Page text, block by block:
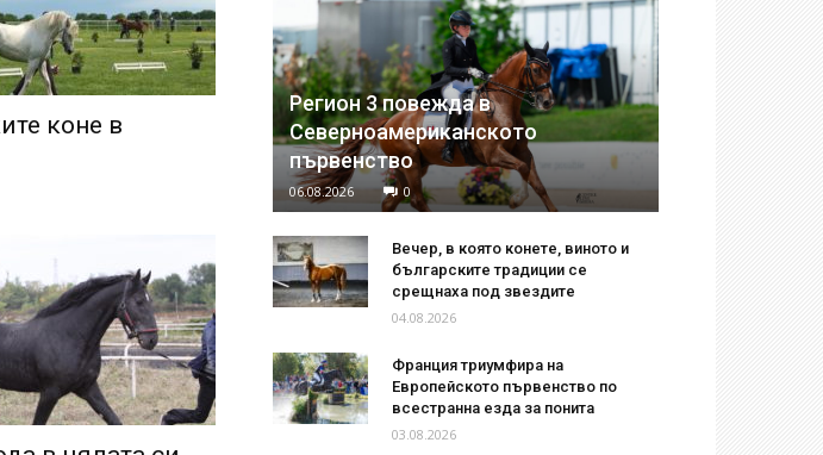
коне в
Регион 3 повежда в
Северноамериканското
първенство
06.08.2026 0
Вечер, в която конете, виното и
българските традиции се
срещнаха под звездите
04.08.2026
Франция триумфира на
Европейското първенство по
всестранна езда за понита
03.08.2026